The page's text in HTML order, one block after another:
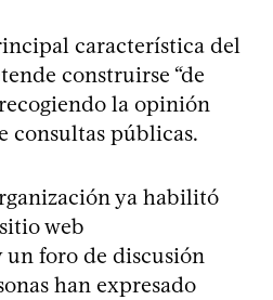
característica del
construirse “de
la opinión
consultas públicas.
ya habilitó
web
un foro de discusión
han expresado